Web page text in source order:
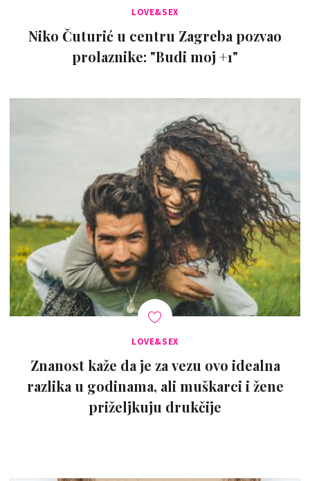
LOVE&SEX
Niko Čuturić u centru Zagreba pozvao
prolaznike: "Budi moj +1"
LOVE&SEX
Znanost kaže da je za vezu ovo idealna
razlika u godinama, ali muškarci i žene
priželjkuju drukčije